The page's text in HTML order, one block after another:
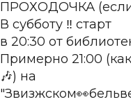
ПРОХОДОЧКА (если
В субботу ‼️ старт
в 20:30 от
Примерно 21:00
🎶) на